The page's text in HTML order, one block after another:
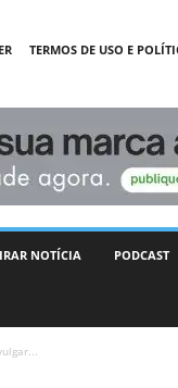
TERMOS DE USO E
NOTÍCIA PODCAST